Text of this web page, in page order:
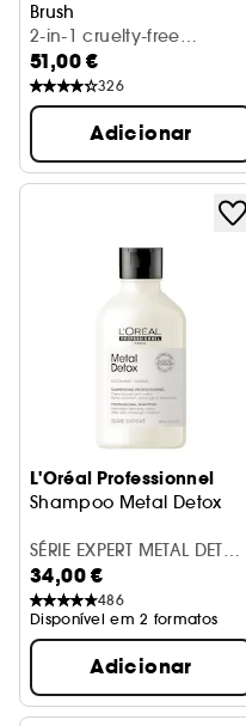
Brush
Pincel de rosto duas
2-in-1 cruelty-free
makeup brush
51,00 €
326
Adicionar
L'Oréal Professionnel
Shampoo Metal Detox
SÉRIE EXPERT METAL DETOX
FLACON 300ML
34,00 €
486
Disponível em 2 formatos
Adicionar